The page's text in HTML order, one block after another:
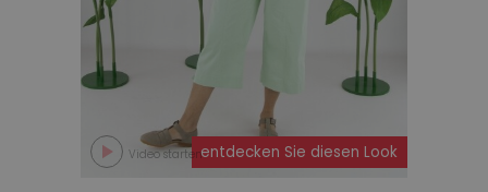
entdecken Sie diesen Look
Video starten